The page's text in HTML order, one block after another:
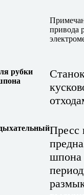
привода
рубки
Пресс
шпона